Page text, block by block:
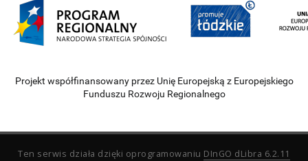
Projekt współfinansowany przez Unię Europejską z Europejskiego
Funduszu Rozwoju Regionalnego
Ten serwis działa dzięki oprogramowaniu DInGO dLibra 6.2.11